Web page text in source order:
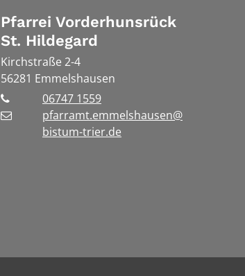
Pfarrei Vorderhunsrück
St. Hildegard
Kirchstraße 2-4
56281 Emmelshausen
06747 1559
pfarramt.emmelshausen@
bistum-trier.de